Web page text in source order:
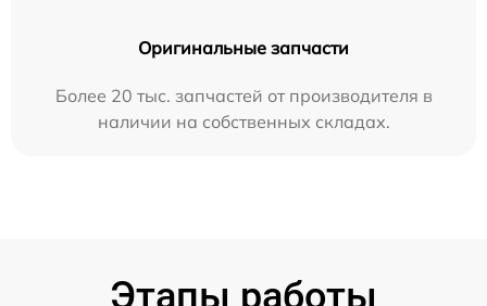
Оригинальные запчасти
Более 20 тыс. запчастей от производителя в
наличии на собственных складах.
Этапы работы